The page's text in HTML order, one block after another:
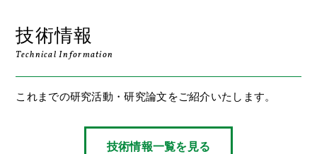
技術情報
Technical Information
これまでの研究活動・研究論文をご紹介いたします。
技術情報一覧を見る